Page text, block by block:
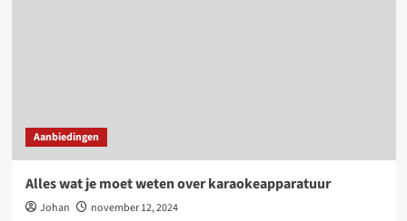
Aanbiedingen
Alles wat je moet weten over karaokeapparatuur
Johan november 12, 2024